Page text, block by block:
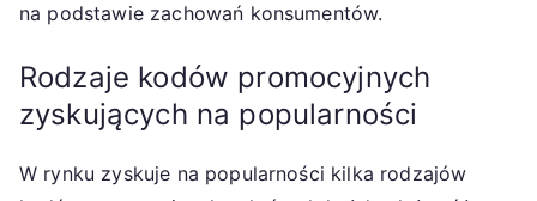
na podstawie zachowań konsumentów.
Rodzaje kodów promocyjnych
zyskujących na popularności
W rynku zyskuje na popularności kilka rodzajów